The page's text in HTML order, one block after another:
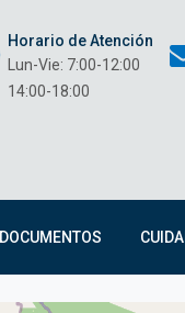
Horario de Atención
Lun-Vie: 7:00-12:00
14:00-18:00
DOCUMENTOS